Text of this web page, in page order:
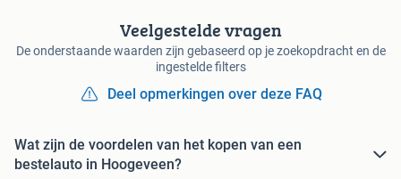
Veelgestelde vragen
De onderstaande waarden zijn gebaseerd op je zoekopdracht en de
ingestelde filters
Deel opmerkingen over deze FAQ
Wat zijn de voordelen van het kopen van een
bestelauto in Hoogeveen?